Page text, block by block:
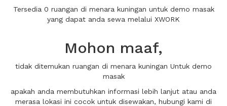
Tersedia 0 ruangan di menara kuningan untuk demo masak
yang dapat anda sewa melalui XWORK
Mohon maaf,
tidak ditemukan ruangan di menara kuningan Untuk demo
masak
apakah anda membutuhkan informasi lebih lanjut atau anda
merasa lokasi ini cocok untuk disewakan, hubungi kami di